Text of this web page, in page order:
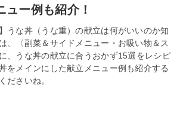
ュー例も紹介！
うな丼（うな重）の献立は何がいいのか知
、〈副菜＆サイドメニュー・お吸い物＆ス
、うな丼の献立に合うおかず15選をレシピ
をメインにした献立メニュー例も紹介する
ださいね。